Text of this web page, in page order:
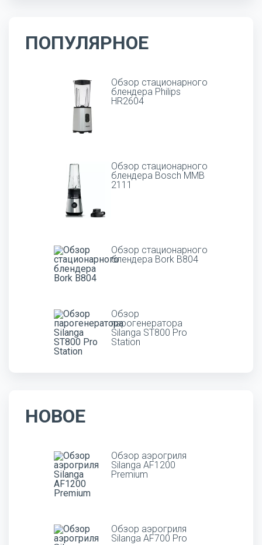
ПОПУЛЯРНОЕ
Обзор стационарного
блендера Philips
HR2604
Обзор стационарного
блендера Bosch MMB
2111
Обзор стационарного
блендера Bork B804
Обзор
парогенератора
Silanga ST800 Pro
Station
НОВОЕ
Обзор аэрогриля
Silanga AF1200
Premium
Обзор аэрогриля
Silanga AF700 Pro